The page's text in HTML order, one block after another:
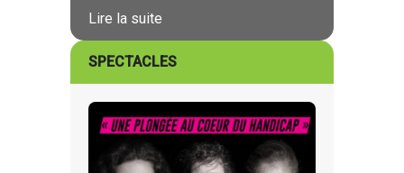
Lire la suite
SPECTACLES